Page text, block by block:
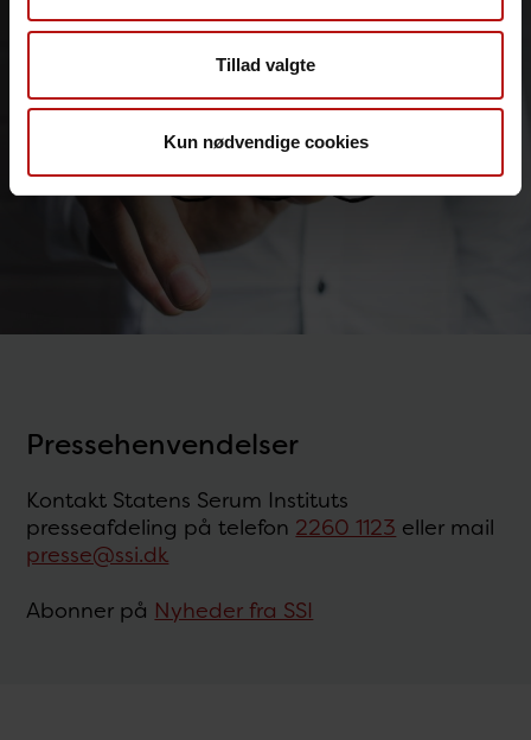
Tillad valgte
Kun nødvendige cookies
Pressehenvendelser
Kontakt Statens Serum Instituts
presseafdeling på telefon 2260 1123 eller mail
presse@ssi.dk
Abonner på Nyheder fra SSI